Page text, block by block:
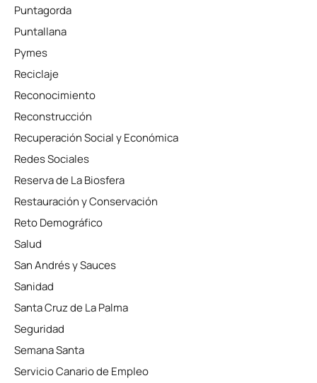
Puntagorda
Puntallana
Pymes
Reciclaje
Reconocimiento
Reconstrucción
Recuperación Social y Económica
Redes Sociales
Reserva de La Biosfera
Restauración y Conservación
Reto Demográfico
Salud
San Andrés y Sauces
Sanidad
Santa Cruz de La Palma
Seguridad
Semana Santa
Servicio Canario de Empleo